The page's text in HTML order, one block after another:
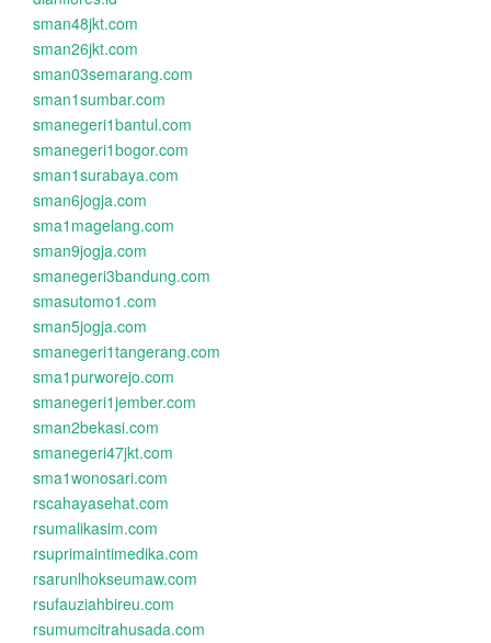
sman48jkt.com
sman26jkt.com
sman03semarang.com
sman1sumbar.com
smanegeri1bantul.com
smanegeri1bogor.com
sman1surabaya.com
sman6jogja.com
sma1magelang.com
sman9jogja.com
smanegeri3bandung.com
smasutomo1.com
sman5jogja.com
smanegeri1tangerang.com
sma1purworejo.com
smanegeri1jember.com
sman2bekasi.com
smanegeri47jkt.com
sma1wonosari.com
rscahayasehat.com
rsumalikasim.com
rsuprimaintimedika.com
rsarunlhokseumaw.com
rsufauziahbireu.com
rsumumcitrahusada.com